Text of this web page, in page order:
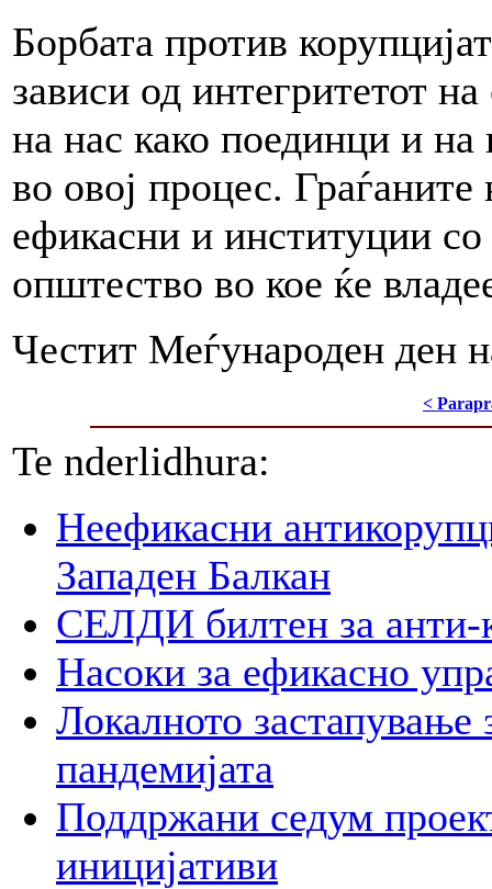
Борбата против
зависи од интегритетот
на нас како поединци и
во овој процес.
ефикасни и институции
општество во кое ќе
Честит Меѓународен ден
<
Te nderlidhura:
Неефикасни
Западен Балкан
СЕЛДИ билтен за анти-
Насоки за ефикасно
Локалното застапување
пандемијата
Поддржани седум
иницијативи